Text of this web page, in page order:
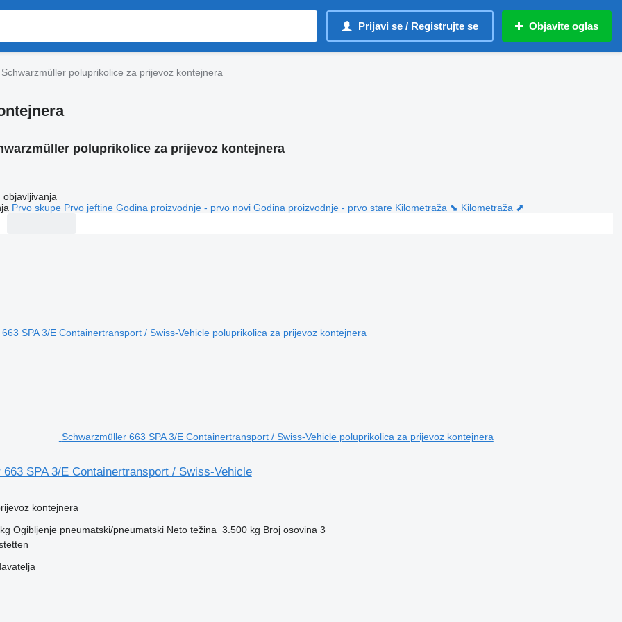
Prijavi se / Registrujte se Objavite oglas
Schwarzmüller poluprikolice za prijevoz kontejnera
poluprikolice za prijevoz kontejnera
objavljivanja
Prvo skupe Prvo jeftine Godina proizvodnje - prvo novi Godina proizvodnje - prvo stare Kilometraža ⬊ Kilometraža ⬈
Schwarzmüller 663 SPA 3/E Containertransport / Swiss-Vehicle poluprikolica za prijevoz kontejnera
SPA 3/E Containertransport / Swiss-Vehicle
kontejnera
Ogibljenje pneumatski/pneumatski Neto težina 3.500 kg Broj osovina 3